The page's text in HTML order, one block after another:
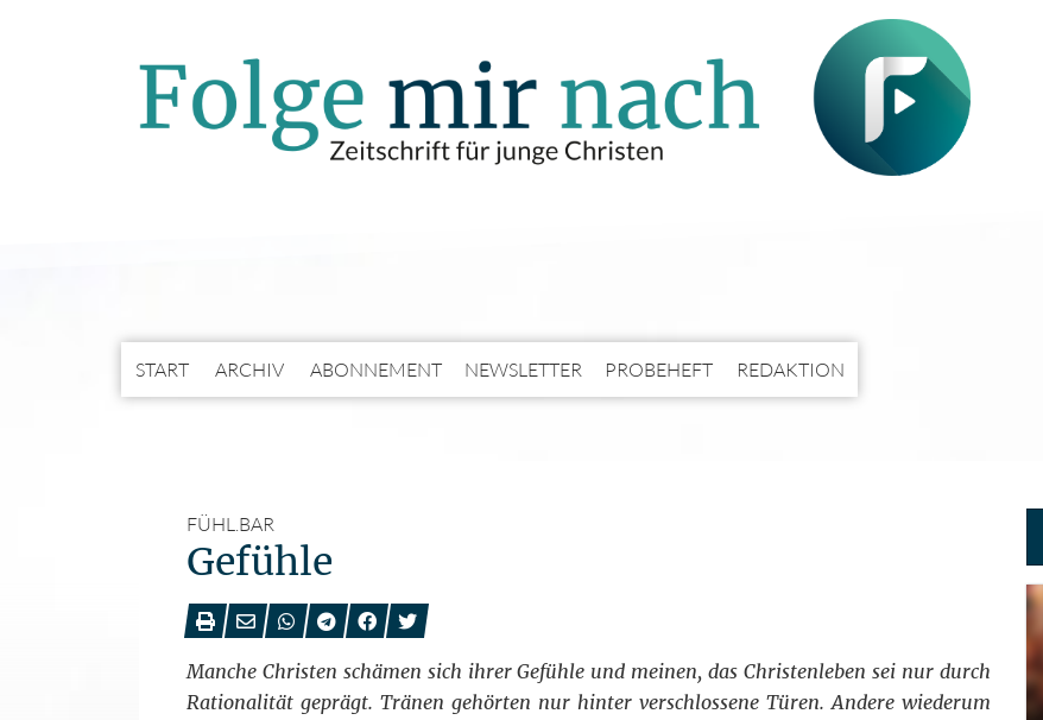
START ARCHIV ABONNEMENT NEWSLETTER PROBEHEFT REDAKTION
FÜHL.BAR
Gefühle
Manche Christen schämen sich ihrer Gefühle und meinen, das Christenleben sei nur durch
Rationalität geprägt. Tränen gehörten nur hinter verschlossene Türen. Andere wiederum